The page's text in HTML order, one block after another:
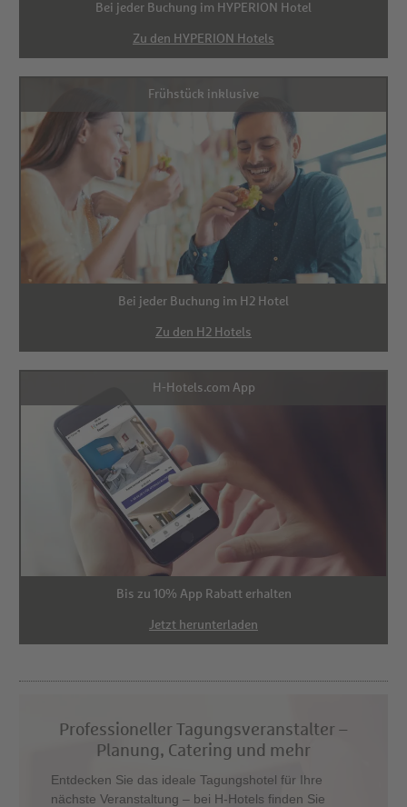
Bei jeder Buchung im HYPERION Hotel
Zu den HYPERION Hotels
Frühstück inklusive
Bei jeder Buchung im H2 Hotel
Zu den H2 Hotels
H-Hotels.com App
Bis zu 10% App Rabatt erhalten
Jetzt herunterladen
Professioneller Tagungsveranstalter –
Planung, Catering und mehr
Entdecken Sie das ideale Tagungshotel für Ihre
nächste Veranstaltung – bei H-Hotels finden Sie